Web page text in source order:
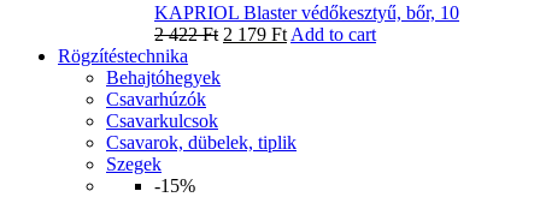
KAPRIOL Blaster védőkesztyű, bőr, 10
2 422Ft 2 179 Ft Add to cart
Rögzítéstechnika
Behajtóhegyek
Csavarhúzók
Csavarkulcsok
Csavarok, dübelek, tiplik
Szegek
-15%